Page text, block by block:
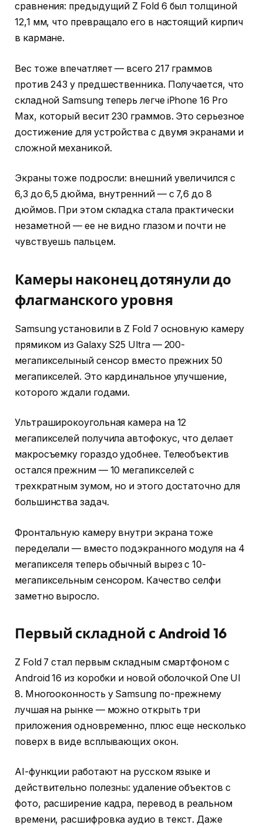
сравнения: предыдущий Z Fold 6 был толщиной
12,1 мм, что превращало его в настоящий кирпич
в кармане.
Вес тоже впечатляет — всего 217 граммов
против 243 у предшественника. Получается, что
складной Samsung теперь легче iPhone 16 Pro
Max, который весит 230 граммов. Это серьезное
достижение для устройства с двумя экранами и
сложной механикой.
Экраны тоже подросли: внешний увеличился с
6,3 до 6,5 дюйма, внутренний — с 7,6 до 8
дюймов. При этом складка стала практически
незаметной — ее не видно глазом и почти не
чувствуешь пальцем.
Камеры наконец дотянули до
флагманского уровня
Samsung установили в Z Fold 7 основную камеру
прямиком из Galaxy S25 Ultra — 200-
мегапикселыный сенсор вместо прежних 50
мегапикселей. Это кардинальное улучшение,
которого ждали годами.
Ультраширокоугольная камера на 12
мегапикселей получила автофокус, что делает
макросъемку гораздо удобнее. Телеобъектив
остался прежним — 10 мегапикселей с
трехкратным зумом, но и этого достаточно для
большинства задач.
Фронтальную камеру внутри экрана тоже
переделали — вместо подэкранного модуля на 4
мегапикселя теперь обычный вырез с 10-
мегапиксельным сенсором. Качество селфи
заметно выросло.
Первый складной с Android 16
Z Fold 7 стал первым складным смартфоном с
Android 16 из коробки и новой оболочкой One UI
8. Многооконность у Samsung по-прежнему
лучшая на рынке — можно открыть три
приложения одновременно, плюс еще несколько
поверх в виде всплывающих окон.
AI-функции работают на русском языке и
действительно полезны: удаление объектов с
фото, расширение кадра, перевод в реальном
времени, расшифровка аудио в текст. Даже